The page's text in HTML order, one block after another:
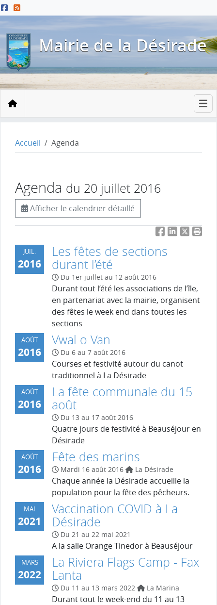
Menu principal
Contenu principal
Pied de page
Mairie de la Désirade
Accueil
Accueil Agenda
Agenda du 20 juillet 2016
Afficher le calendrier détaillé
FacebookLinkedIn
Twitter
JUIL.
2016
Les fêtes de sections
durant l’été
Du 1er juillet au 12 août 2016
Durant tout l’été les associations de l’île,
en partenariat avec la mairie, organisent
des fêtes le week end dans toutes les
sections
AOÛT
2016
Vwal o Van
Du 6 au 7 août 2016
Courses et festivité autour du canot
traditionnel à La Désirade
AOÛT
2016
La fête communale du 15
août
Du 13 au 17 août 2016
Quatre jours de festivité à Beauséjour en
Désirade
AOÛT
2016
Fête des marins
Mardi 16 août 2016 La Désirade
Chaque année la Désirade accueille la
population pour la fête des pêcheurs.
MAI
2021
Vaccination COVID à La
Désirade
Du 21 au 22 mai 2021
A la salle Orange Tinedor à Beauséjour
MARS
2022
La Riviera Flags Camp - Fax
Lanta
Du 11 au 13 mars 2022 La Marina
Durant tout le week-end du 11 au 13